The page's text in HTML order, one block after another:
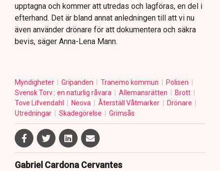
upptagna och kommer att utredas och lagföras, en del i
efterhand. Det är bland annat anledningen till att vi nu
även använder drönare för att dokumentera och säkra
bevis, säger Anna-Lena Mann.
Myndigheter Gripanden Tranemo kommun
Polisen
Svensk Torv : en naturlig råvara
Allemansrätten
Brott
Tove Lifvendahl
Neova Återställ Våtmarker
Drönare
Utredningar
Skadegörelse Grimsås
Gabriel Cardona Cervantes